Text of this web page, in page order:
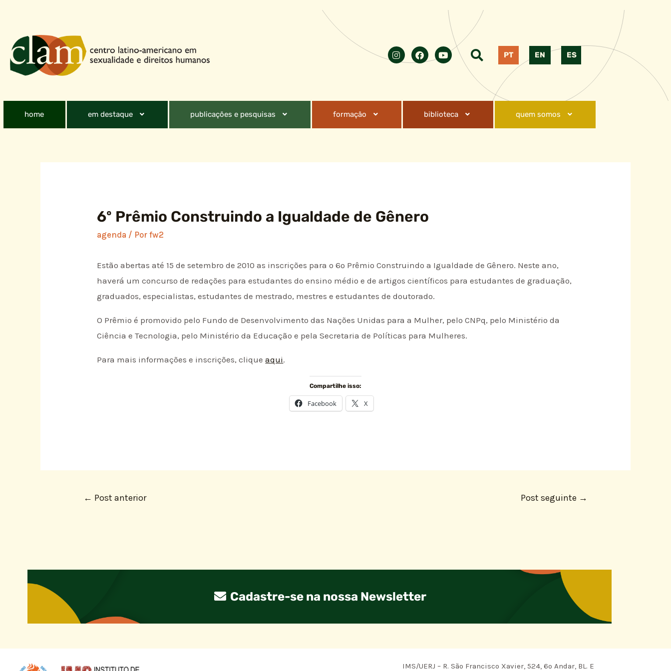
PT EN ES
home em destaque publicações e pesquisas formação biblioteca quem somos
6º Prêmio Construindo a Igualdade de Gênero
agenda / Porfw2
Estão abertas até 15 de setembro de 2010 as inscrições para o 6º Prêmio Construindo a Igualdade de Gênero. Neste ano,
haverá um concurso de redações para estudantes do ensino médio e de artigos científicos para estudantes de graduação,
graduados, especialistas, estudantes de mestrado, mestres e estudantes de doutorado.
O Prêmio é promovido pelo Fundo de Desenvolvimento das Nações Unidas para a Mulher, pelo CNPq, pelo Ministério da
Ciência e Tecnologia, pelo Ministério da Educação e pela Secretaria de Políticas para Mulheres.
Para mais informações e inscrições, cliqueaqui.
Compartilhe isso:
Facebook X
← Post anterior Post seguinte →
Cadastre-se na nossa Newsletter
IMS/UERJ – R. São Francisco Xavier, 524, 6º Andar, BL. E